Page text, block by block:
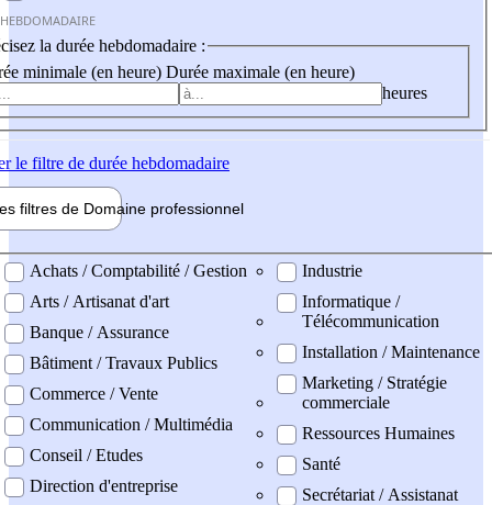
la durée hebdomadaire :
minimale (en heure) Durée maximale (en heure)
heures
le filtre de durée hebdomadaire
filtres de Domaine professionnel
professionel
Achats / Comptabilité / Gestion
Arts / Artisanat d'art
Banque / Assurance
Bâtiment / Travaux Publics
Commerce / Vente
Communication / Multimédia
Conseil / Etudes
Direction d'entreprise
Industrie
Informatique /
Télécommunication
Installation / Maintenance
Marketing / Stratégie
commerciale
Ressources Humaines
Santé
Secrétariat / Assistanat